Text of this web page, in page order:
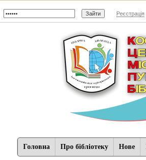
Реєстрація
Головна Про бібліотеку Нове